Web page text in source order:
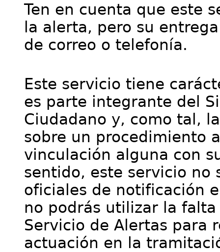
Ten en cuenta que este
la alerta, pero su
de correo o telefonía.
Este servicio tiene
es parte integrante del
Ciudadano y, como tal,
sobre un procedimiento
vinculación alguna con
sentido, este servicio no
oficiales de notificación
no podrás utilizar la
Servicio de Alertas para
actuación en la